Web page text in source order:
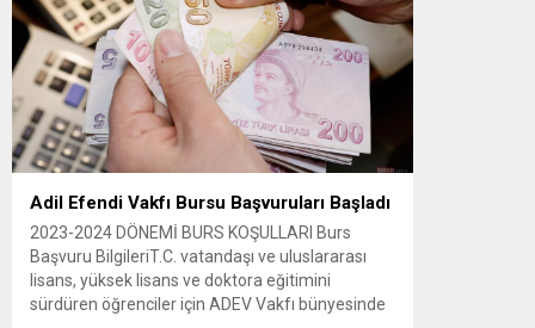
https://www.gencburda.org/
Adil Efendi Vakfı Bursu Başvuruları Başladı
2023-2024 DÖNEMİ BURS KOŞULLARI Burs
Başvuru BilgileriT.C. vatandaşı ve uluslararası
lisans, yüksek lisans ve doktora eğitimini
sürdüren öğrenciler için ADEV Vakfı bünyesinde